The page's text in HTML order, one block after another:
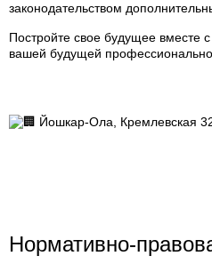
законодательством
Постройте свое будущее вместе
вашей будущей
Йошкар-Ола, Кремлевская
Нормативно-